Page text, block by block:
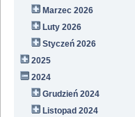
Marzec 2026
Luty 2026
Styczeń 2026
2025
2024
Grudzień 2024
Listopad 2024